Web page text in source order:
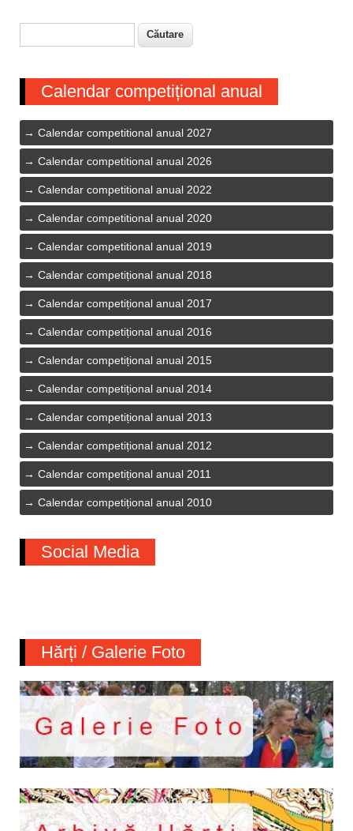
Formular de căutare
Calendar competițional anual
Calendar competitional anual 2027
Calendar competitional anual 2026
Calendar competitional anual 2022
Calendar competitional anual 2020
Calendar competitional anual 2019
Calendar competițional anual 2018
Calendar competițional anual 2017
Calendar competițional anual 2016
Calendar competițional anual 2015
Calendar competițional anual 2014
Calendar competițional anual 2013
Calendar competițional anual 2012
Calendar competițional anual 2011
Calendar competițional anual 2010
Social Media
Hărți / Galerie Foto